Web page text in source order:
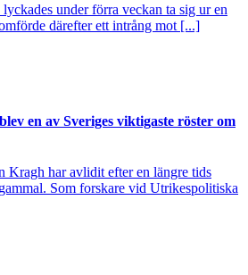
under förra veckan ta sig ur en
därefter ett intrång mot [...]
en av Sveriges viktigaste röster om
Kragh har avlidit efter en längre tids
Som forskare vid Utrikespolitiska